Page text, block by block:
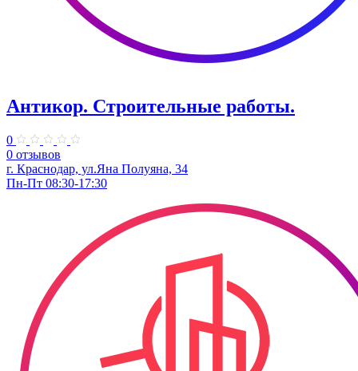
Антикор. Строительные работы.
0
0 отзывов
г. Краснодар, ул.Яна Полуяна, 34
Пн-Пт 08:30-17:30